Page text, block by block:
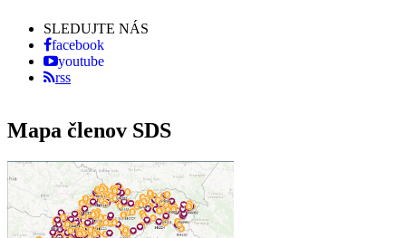
SLEDUJTE NÁS
facebook
youtube
rss
Mapa členov SDS